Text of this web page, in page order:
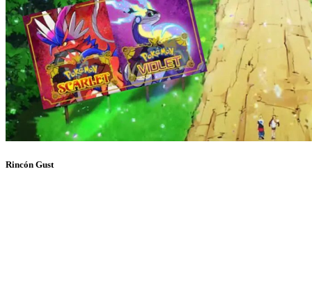
Rincón Gust